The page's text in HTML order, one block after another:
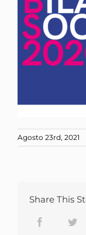
Agosto 23rd, 2021
Share This
Facebook